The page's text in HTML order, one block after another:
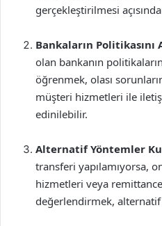
gerçekleştirilmesi
Bankaların Politikasını
olan bankanın
öğrenmek, olası
müşteri hizmetleri ile
edinilebilir.
Alternatif Yöntemler
transferi yapılamıyorsa,
hizmetleri veya
değerlendirmek,